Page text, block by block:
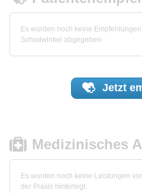
Es wurden noch keine
Schadwinkel abgegeben.
Jetzt
Medizinisches
Es wurden noch keine Leistungen
der Praxis hinterlegt.